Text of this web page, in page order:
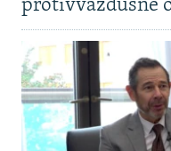
protivvazdušne